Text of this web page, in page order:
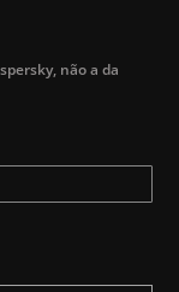
não a da